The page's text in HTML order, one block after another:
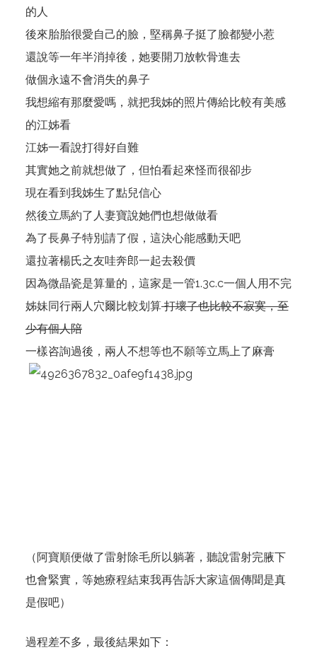
的人
後來胎胎很愛自己的臉，堅稱鼻子挺了臉都變小惹
還說等一年半消掉後，她要開刀放軟骨進去
做個永遠不會消失的鼻子
我想縮有那麼愛嗎，就把我姊的照片傳給比較有美感
的江姊看
江姊一看說打得好自難
其實她之前就想做了，但怕看起來怪而很卻步
現在看到我姊生了點兒信心
然後立馬約了人妻寶說她們也想做做看
為了長鼻子特別請了假，這決心能感動天吧
還拉著楊氏之友哇奔郎一起去殺價
因為微晶瓷是算量的，這家是一管1.3c.c一個人用不完
姊妹同行兩人穴爾比較划算打壞了也比較不寂寞，至
少有個人陪
一樣咨詢過後，兩人不想等也不願等立馬上了麻膏
（阿寶順便做了雷射除毛所以躺著，聽說雷射完腋下
也會緊實，等她療程結束我再告訴大家這個傳聞是真
是假吧）
過程差不多，最後結果如下：